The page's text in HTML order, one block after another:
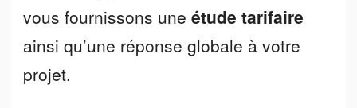
vous fournissons une étude tarifaire
ainsi qu’une réponse globale à votre
projet.